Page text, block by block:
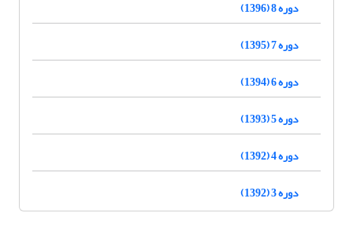
دوره 8 (1396)
دوره 7 (1395)
دوره 6 (1394)
دوره 5 (1393)
دوره 4 (1392)
دوره 3 (1392)